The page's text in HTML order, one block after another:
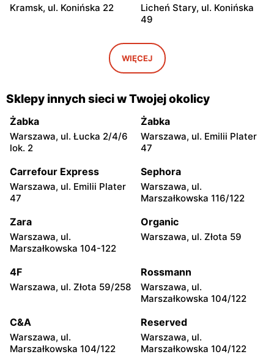
Kramsk, ul. Konińska 22
Licheń Stary, ul. Konińska
49
Twój Market
Ślesin, ul. Kościelna 63
Ślesin, ul. Kleczewska 12b Toruń, ul. Legionów 27a
Twój Market
Konin, ul. Łężyńska 13a
Twój Market
Konin, ul. Zakole 2
Konin, ul. Fryderyka
Chopina 24a
Jeziora Wielkie, ul. Jeziora
Wielkie 13a
Posada, ul. Matejki 10D Kleczew, ul. 3 Maja 2
Twój Market
Twój Market Twój Market
Wójcin, ul. Wójcin 70
Twój Market
Rychwał, ul. Sportowa 1
Twój Market
Wilczyn, ul. Strzelińska 12b
WIĘCEJ
Sklepy innych sieci w Twojej okolicy
Żabka
Warszawa, ul. Łucka 2/4/6
lok. 2
Żabka
Warszawa, ul. Emilii Plater
47
Carrefour Express
Warszawa, ul. Emilii Plater
47
Sephora
Warszawa, ul.
Marszałkowska 116/122
Zara
Warszawa, ul.
Marszałkowska 104-122
Organic
Warszawa, ul. Złota 59
4F
Warszawa, ul. Złota 59/258
Rossmann
Warszawa, ul.
Marszałkowska 104/122
C&A
Warszawa, ul.
Marszałkowska 104/122
Reserved
Warszawa, ul.
Marszałkowska 104/122